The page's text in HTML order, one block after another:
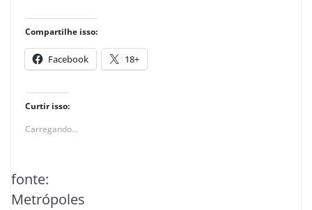
Compartilhe isso:
Facebook 18+
Curtir isso:
Carregando...
fonte:
Metrópoles